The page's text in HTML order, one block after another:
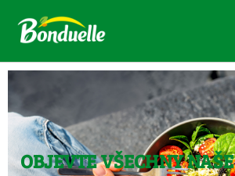
OBJEVTE VŠECHNY NAŠE